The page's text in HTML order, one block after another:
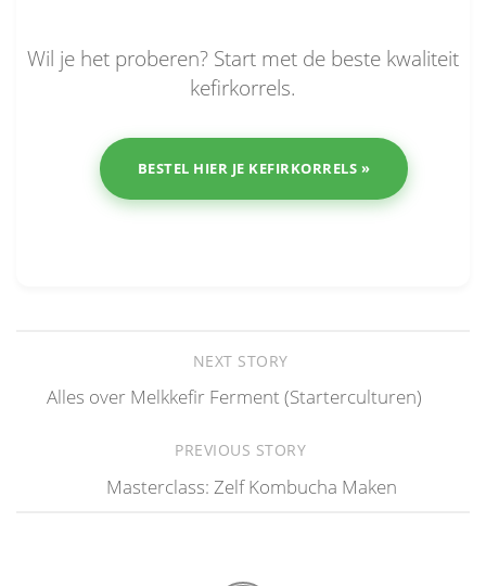
Wil je het proberen? Start met de beste kwaliteit
kefirkorrels.
BESTEL HIER JE KEFIRKORRELS »
NEXT STORY
Alles over Melkkefir Ferment (Starterculturen)
PREVIOUS STORY
Masterclass: Zelf Kombucha Maken